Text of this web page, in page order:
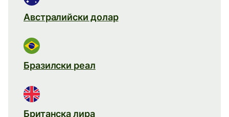
Австралийски долар
Бразилски реал
Британска лира